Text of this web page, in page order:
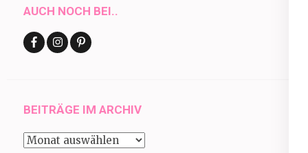
AUCH NOCH BEI..
BEITRÄGE IM ARCHIV
Beiträge